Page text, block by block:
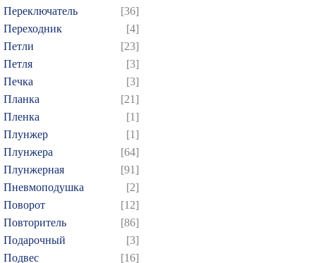
Переключатель
[36]
Переходник
[4]
Петли
[23]
Петля
[3]
Печка
[3]
Планка
[21]
Пленка
[1]
Плунжер
[1]
Плунжера
[64]
Плунжерная
[91]
Пневмоподушка
[2]
Поворот
[12]
Повторитель
[86]
Подарочный
[3]
Подвес
[16]